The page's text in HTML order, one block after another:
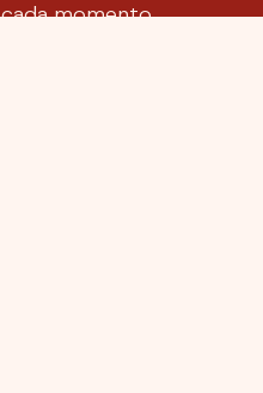
cada momento